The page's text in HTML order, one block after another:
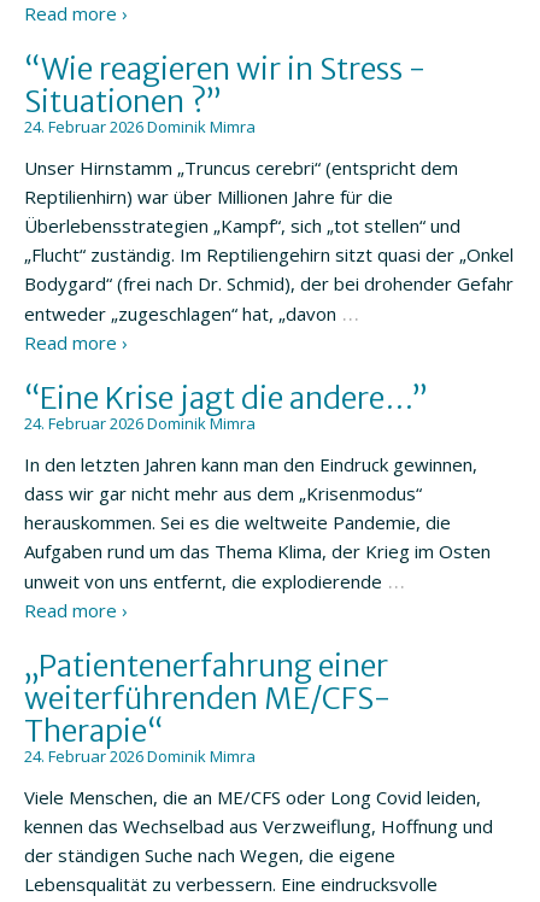
Read more ›
“Wie reagieren wir in Stress -
Situationen ?”
24. Februar 2026Dominik Mimra
Unser Hirnstamm „Truncus cerebri“ (entspricht dem
Reptilienhirn) war über Millionen Jahre für die
Überlebensstrategien „Kampf“, sich „tot stellen“ und
„Flucht“ zuständig. Im Reptiliengehirn sitzt quasi der „Onkel
Bodygard“ (frei nach Dr. Schmid), der bei drohender Gefahr
entweder „zugeschlagen“ hat, „davon …
Read more ›
“Eine Krise jagt die andere…”
24. Februar 2026Dominik Mimra
In den letzten Jahren kann man den Eindruck gewinnen,
dass wir gar nicht mehr aus dem „Krisenmodus“
herauskommen. Sei es die weltweite Pandemie, die
Aufgaben rund um das Thema Klima, der Krieg im Osten
unweit von uns entfernt, die explodierende …
Read more ›
„Patientenerfahrung einer
weiterführenden ME/CFS-
Therapie“
24. Februar 2026Dominik Mimra
Viele Menschen, die an ME/CFS oder Long Covid leiden,
kennen das Wechselbad aus Verzweiflung, Hoffnung und
der ständigen Suche nach Wegen, die eigene
Lebensqualität zu verbessern. Eine eindrucksvolle